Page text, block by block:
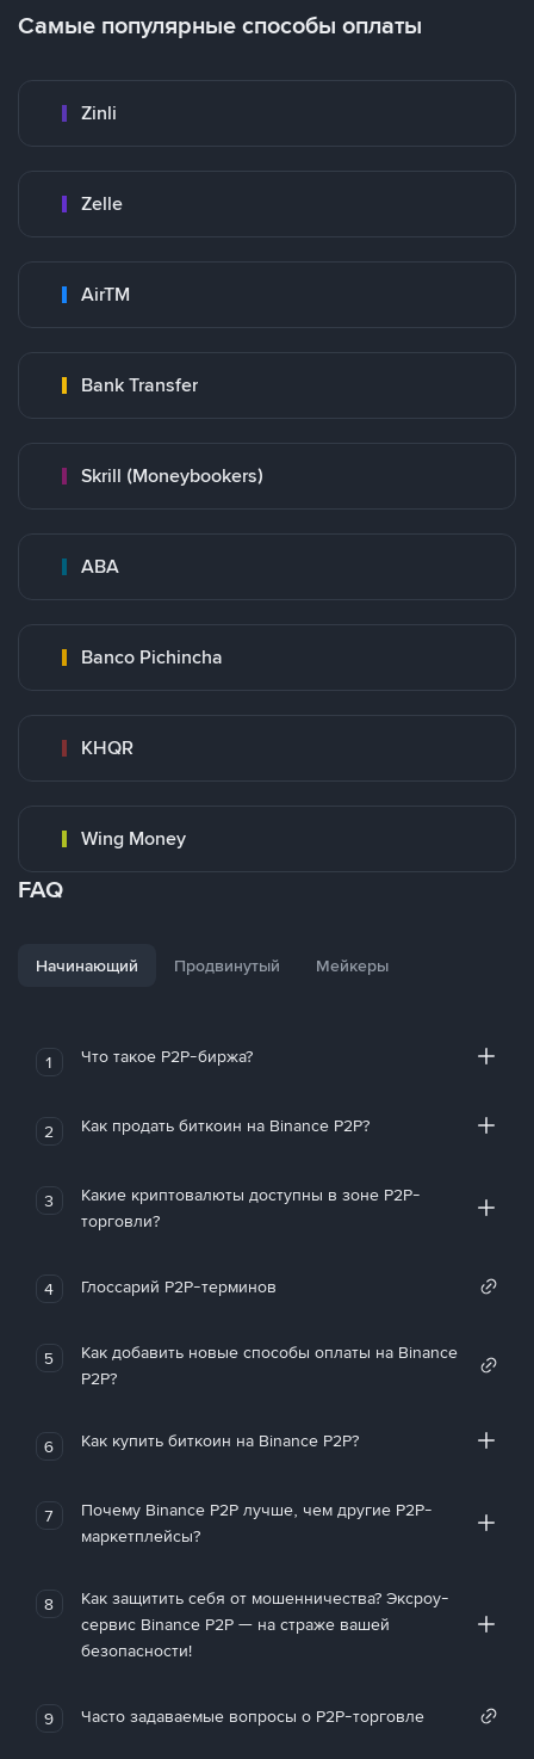
Самые популярные способы оплаты
Zinli
Zelle
AirTM
Bank Transfer
Skrill (Moneybookers)
ABA
Banco Pichincha
KHQR
Wing Money
FAQ
Начинающий Продвинутый Мейкеры
1 Что такое P2P-биржа?
2 Как продать биткоин на Binance P2P?
3
Какие криптовалюты доступны в зоне P2P-
торговли?
4 Глоссарий P2P-терминов
5
Как добавить новые способы оплаты на Binance
P2P?
6 Как купить биткоин на Binance P2P?
7
Почему Binance P2P лучше, чем другие P2P-
маркетплейсы?
8
Как защитить себя от мошенничества? Эксроу-
сервис Binance P2P — на страже вашей
безопасности!
9 Часто задаваемые вопросы о P2P-торговле